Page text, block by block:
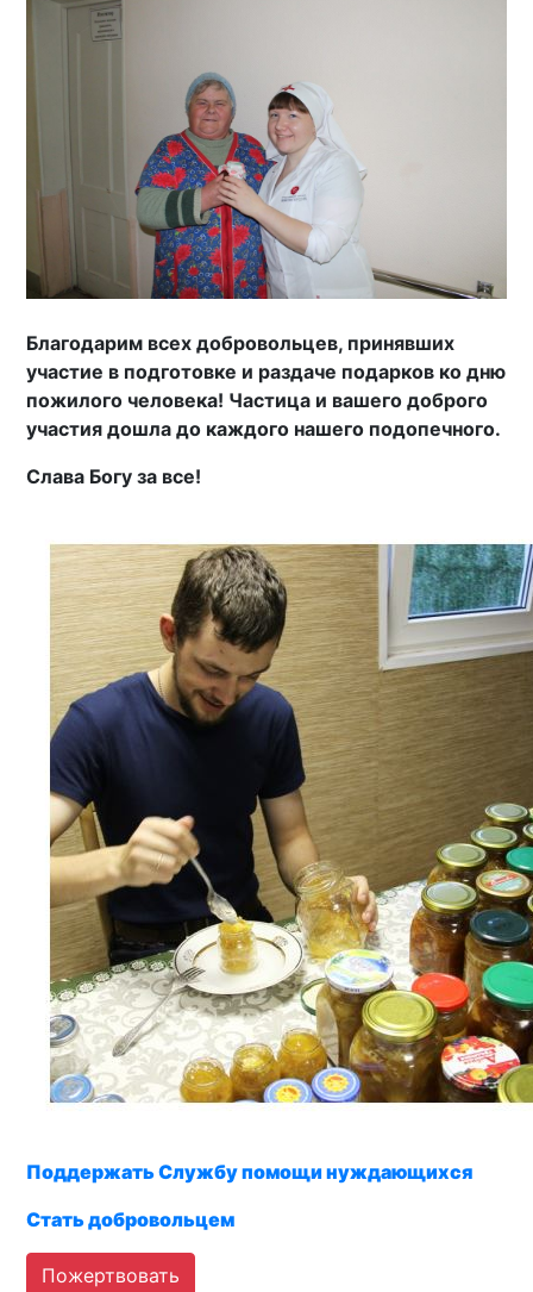
Благодарим всех добровольцев, принявших
участие в подготовке и раздаче подарков ко дню
пожилого человека! Частица и вашего доброго
участия дошла до каждого нашего подопечного.
Слава Богу за все!
Поддержать Службу помощи нуждающихся
Стать добровольцем
Пожертвовать